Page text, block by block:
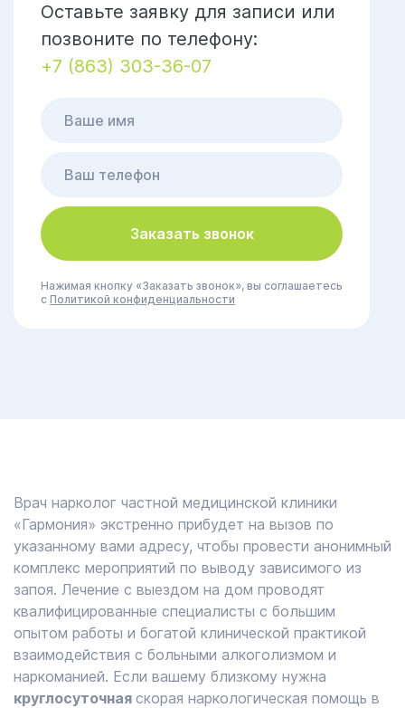
Оставьте заявку для записи или
позвоните по телефону:
+7 (863) 303-36-07
Заказать звонок
Нажимая кнопку «Заказать звонок», вы соглашаетесь
с Политикой конфиденциальности
Врач нарколог частной медицинской клиники
«Гармония» экстренно прибудет на вызов по
указанному вами адресу, чтобы провести анонимный
комплекс мероприятий по выводу зависимого из
запоя. Лечение с выездом на дом проводят
квалифицированные специалисты с большим
опытом работы и богатой клинической практикой
взаимодействия с больными алкоголизмом и
наркоманией. Если вашему близкому нужна
круглосуточная скорая наркологическая помощь в